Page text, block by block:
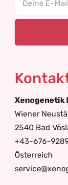
Xenogenetik
Wiener
2540 Bad
+43-676-
Österreich